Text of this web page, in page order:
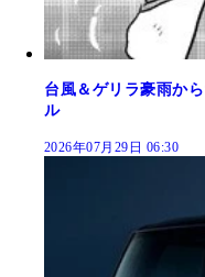
台風＆ゲリラ豪雨か
ル
2026年07月29日 06:30